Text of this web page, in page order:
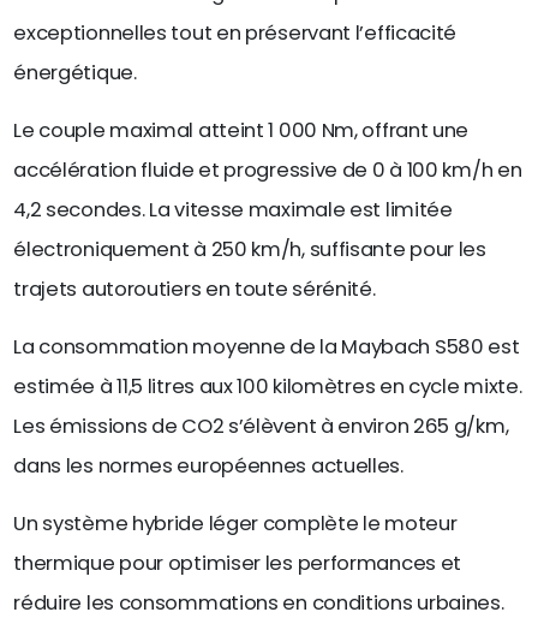
exceptionnelles tout en préservant l’efficacité
énergétique.
Le couple maximal atteint 1 000 Nm, offrant une
accélération fluide et progressive de 0 à 100 km/h en
4,2 secondes. La vitesse maximale est limitée
électroniquement à 250 km/h, suffisante pour les
trajets autoroutiers en toute sérénité.
La consommation moyenne de la Maybach S580 est
estimée à 11,5 litres aux 100 kilomètres en cycle mixte.
Les émissions de CO2 s’élèvent à environ 265 g/km,
dans les normes européennes actuelles.
Un système hybride léger complète le moteur
thermique pour optimiser les performances et
réduire les consommations en conditions urbaines.